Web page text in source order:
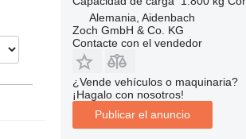
Alemania, Aidenbach
Zoch GmbH & Co. KG
Contacte con el vendedor
¿Vende vehículos o maquinaria?
¡Hagalo con nosotros!
Publicar el anuncio